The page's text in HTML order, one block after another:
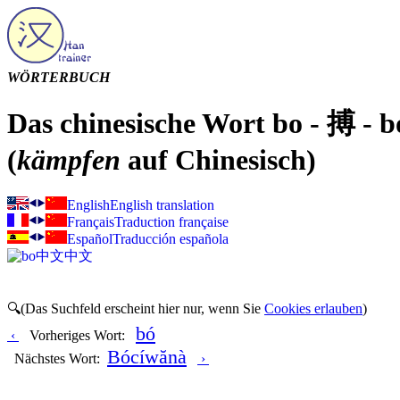
WÖRTERBUCH
Das chinesische Wort bo - 搏 -
(kämpfen auf Chinesisch)
EnglishEnglish translation
FrançaisTraduction française
EspañolTraducción española
中文中文
🔍(Das Suchfeld erscheint hier nur, wenn Sie Cookies erlauben)
‹
Vorheriges Wort: bó
Nächstes Wort: Bócíwănà ›